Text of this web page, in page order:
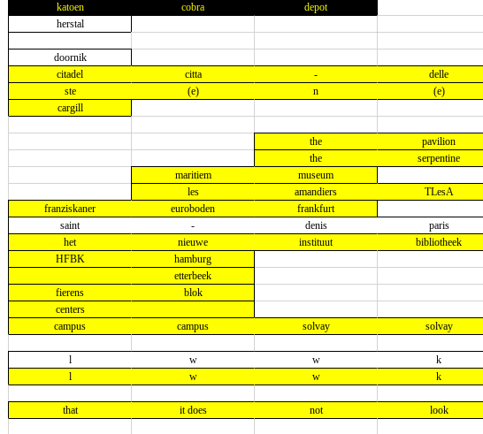
katoen
cobra
depot
herstal
doornik
citadel
citta - delle
ste
(e) n (e)
cargill
the pavilion
the
serpentine
maritiem
museum
les
amandiers TLesA
franziskaner
euroboden frankfurt
saint
- denis paris
het
nieuwe instituut bibliotheek
HFBK
hamburg
etterbeek
fierens
blok
centers
campus
campus solvay solvay
l w w k
l
w w k
that it does not look